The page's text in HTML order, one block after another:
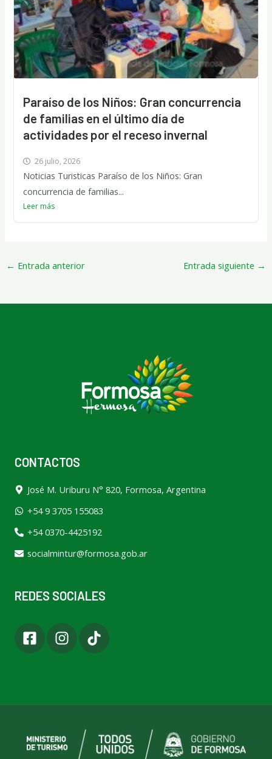
Paraíso de los Niños: Gran concurrencia
de familias en el último día de
actividades por el receso invernal
26 julio, 2026
Noticias Turisticas Paraíso de los Niños: Gran
concurrencia de familias...
Leer más
← Entrada anterior Entrada siguiente →
CONTACTOS
José M. Uriburu N° 820, Formosa, Argentina
+54 9 3705 155083
+54 0370-4425192
socialmintur@formosa.gob.ar
REDES SOCIALES